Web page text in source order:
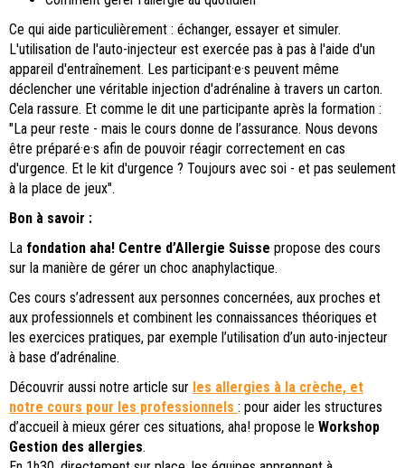
Ce qui aide particulièrement : échanger, essayer et simuler.
L'utilisation de l'auto-injecteur est exercée pas à pas à l'aide d'un
appareil d'entraînement. Les participant·e·s peuvent même
déclencher une véritable injection d'adrénaline à travers un carton.
Cela rassure. Et comme le dit une participante après la formation :
"La peur reste - mais le cours donne de l’assurance. Nous devons
être préparé·e·s afin de pouvoir réagir correctement en cas
d'urgence. Et le kit d'urgence ? Toujours avec soi - et pas seulement
à la place de jeux".
Bon à savoir :
La fondation aha! Centre d’Allergie Suisse propose des cours
sur la manière de gérer un choc anaphylactique.
Ces cours s’adressent aux personnes concernées, aux proches et
aux professionnels et combinent les connaissances théoriques et
les exercices pratiques, par exemple l’utilisation d’un auto-injecteur
à base d’adrénaline.
Découvrir aussi notre article sur les allergies à la crèche, et
notre cours pour les professionnels : pour aider les structures
d’accueil à mieux gérer ces situations, aha! propose le Workshop
Gestion des allergies.